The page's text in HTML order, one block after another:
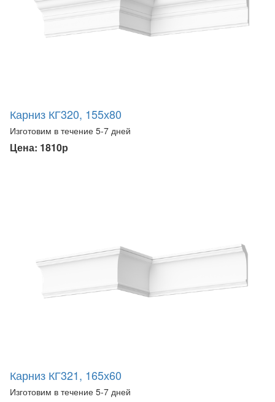
Карниз КГ320, 155х80
Изготовим в течение 5-7 дней
Цена: 1810р
Карниз КГ321, 165х60
Изготовим в течение 5-7 дней